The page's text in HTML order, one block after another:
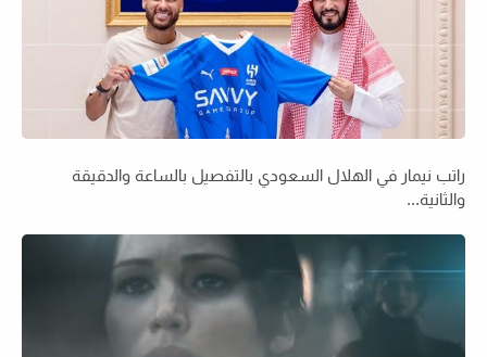
راتب نيمار في الهلال السعودي بالتفصيل بالساعة والدقيقة
والثانية...